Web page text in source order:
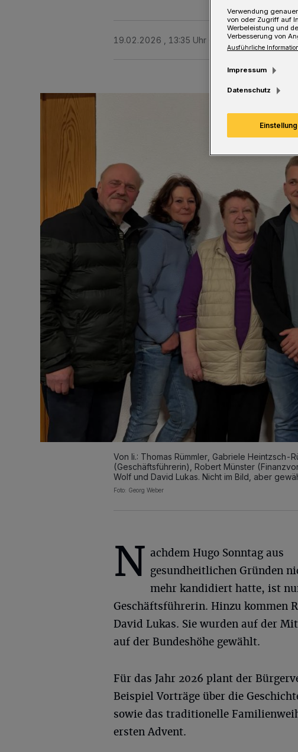
19.02.2026 , 13:35 Uhr Eine Minute Lesezeit
Von li.: Thomas Rümmler, Gabriele Heintzsch-
(Geschäftsführerin), Robert Münster
Wolf und David Lukas. Nicht im Bild, aber
Foto: Georg Weber
N achdem Hugo Sonntag aus
gesundheitlichen Gründen
mehr kandidiert hatte, ist
Geschäftsführerin. Hinzu kommen
David Lukas. Sie wurden auf der
auf der Bundeshöhe gewählt.
Für das Jahr 2026 plant der
Beispiel Vorträge über die
sowie das traditionelle
ersten Advent.
Verwendung
von oder Zugriff auf
Werbeleistung und
Verbesserung von
Ausführliche
Impressum
Datenschutz